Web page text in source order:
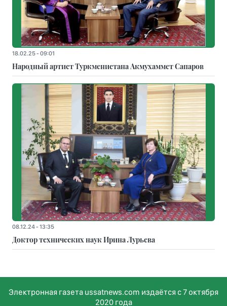
18.02.25 - 09:01
Народный артист Туркменистана Акмухаммет Сапаров
08.12.24 - 13:35
Доктор технических наук Ирина Лурьева
Электронная газета ussatnews.com издаётся с 7 октября
2020 года